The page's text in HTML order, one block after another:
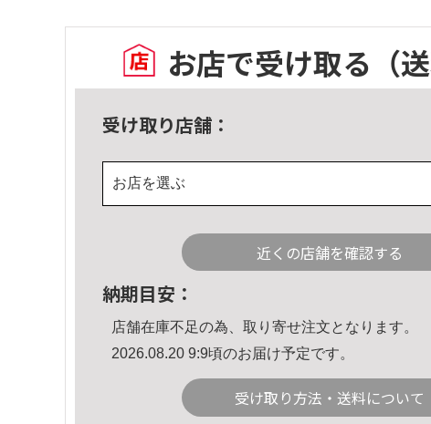
お店で受け取る （
受け取り店舗：
お店を選ぶ
近くの店舗を確認する
納期目安：
店舗在庫不足の為、取り寄せ注文となります。
2026.08.20 9:9頃のお届け予定です。
受け取り方法・送料について